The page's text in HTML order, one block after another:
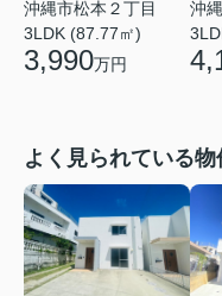
沖縄市松本２丁目
3LDK (87.77㎡)
3,990万円
沖
よく見られている物